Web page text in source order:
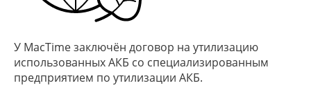
У MacTime заключён договор на утилизацию
использованных АКБ со специализированным
предприятием по утилизации АКБ.